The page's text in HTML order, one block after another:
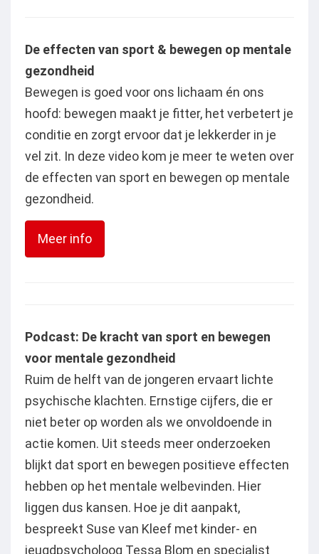
De effecten van sport & bewegen op mentale
gezondheid
Bewegen is goed voor ons lichaam én ons
hoofd: bewegen maakt je fitter, het verbetert je
conditie en zorgt ervoor dat je lekkerder in je
vel zit. In deze video kom je meer te weten over
de effecten van sport en bewegen op mentale
gezondheid.
Meer info
Podcast: De kracht van sport en bewegen
voor mentale gezondheid
Ruim de helft van de jongeren ervaart lichte
psychische klachten. Ernstige cijfers, die er
niet beter op worden als we onvoldoende in
actie komen. Uit steeds meer onderzoeken
blijkt dat sport en bewegen positieve effecten
hebben op het mentale welbevinden. Hier
liggen dus kansen. Hoe je dit aanpakt,
bespreekt Suse van Kleef met kinder- en
jeugdpsycholoog Tessa Blom en specialist